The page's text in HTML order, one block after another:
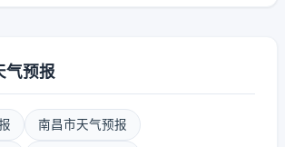
气预报
南昌市天气预报